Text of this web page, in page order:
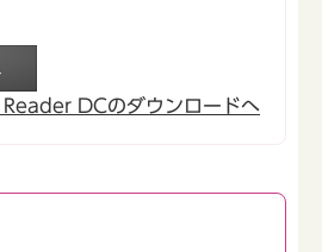
DCのダウンロードへ